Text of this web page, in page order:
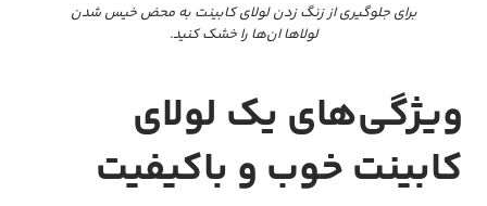
برای جلوگیری از زنگ زدن لولای کابینت به محض خیس شدن
لولاها ان‌ها را خشک کنید.
ویژگی‌های یک لولای
کابینت خوب و باکیفیت